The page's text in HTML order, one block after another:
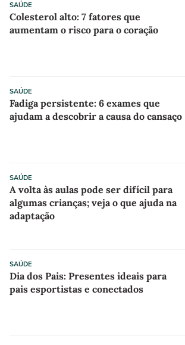
SAÚDE
Colesterol alto: 7 fatores que
aumentam o risco para o coração
SAÚDE
Fadiga persistente: 6 exames que
ajudam a descobrir a causa do cansaço
SAÚDE
A volta às aulas pode ser difícil para
algumas crianças; veja o que ajuda na
adaptação
SAÚDE
Dia dos Pais: Presentes ideais para
pais esportistas e conectados